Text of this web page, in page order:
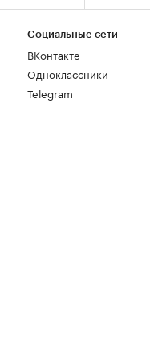
Социальные сети
ВКонтакте
Одноклассники
Telegram